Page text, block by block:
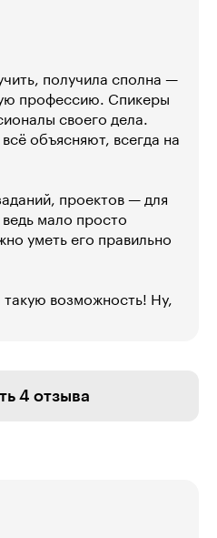
получила сполна —
профессию. Спикеры
своего дела.
объясняют, всегда на
проектов — для
мало просто
уметь его правильно
возможность! Ну,
4 отзыва